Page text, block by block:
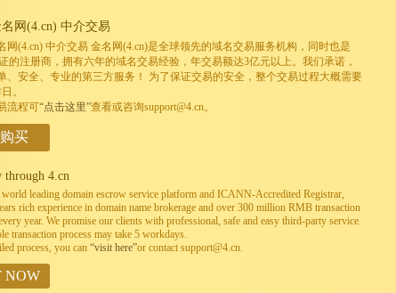
网(4.cn) 中介交易
网(4.cn) 中介交易 金名网(4.cn)是全球领先的域名交易服务机构，同时也是
的注册商，拥有六年的域名交易经验，年交易额达3亿元以上。我们承诺，
、安全、专业的第三方服务！ 为了保证交易的安全，整个交易过程大概需要
。
流程可“点击这里”查看或咨询support@4.cn。
买
through 4.cn
world leading domain escrow service platform and ICANN-Accredited Registrar,
rich experience in domain name brokerage and over 300 million RMB transaction
year. We promise our clients with professional, safe and easy third-party service.
transaction process may take 5 workdays.
process, you can “visit here”or contact support@4.cn.
NOW